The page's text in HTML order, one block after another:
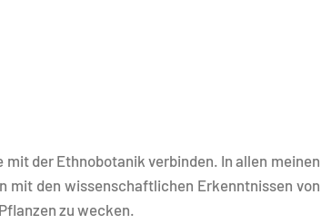
der Ethnobotanik verbinden. In allen meinen
mit den wissenschaftlichen Erkenntnissen von
zu wecken.